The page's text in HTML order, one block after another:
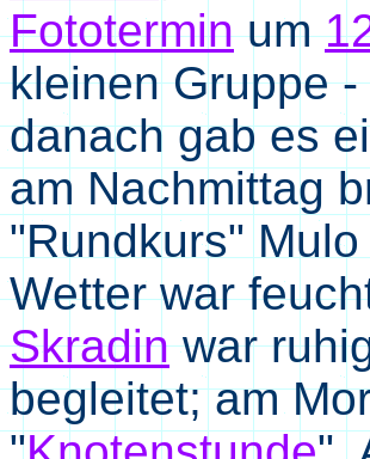
Fototerminum
kleinen Gruppe
danach gab es
am Nachmittag
"Rundkurs"
Wetter war
Skradinwar
begleitet; am